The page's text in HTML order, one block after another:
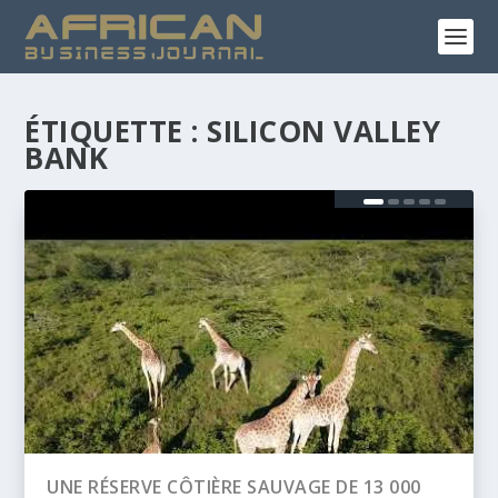
ÉTIQUETTE : SILICON VALLEY
BANK
BANQUE AFRICAINE DE DÉVELOPPEMENT